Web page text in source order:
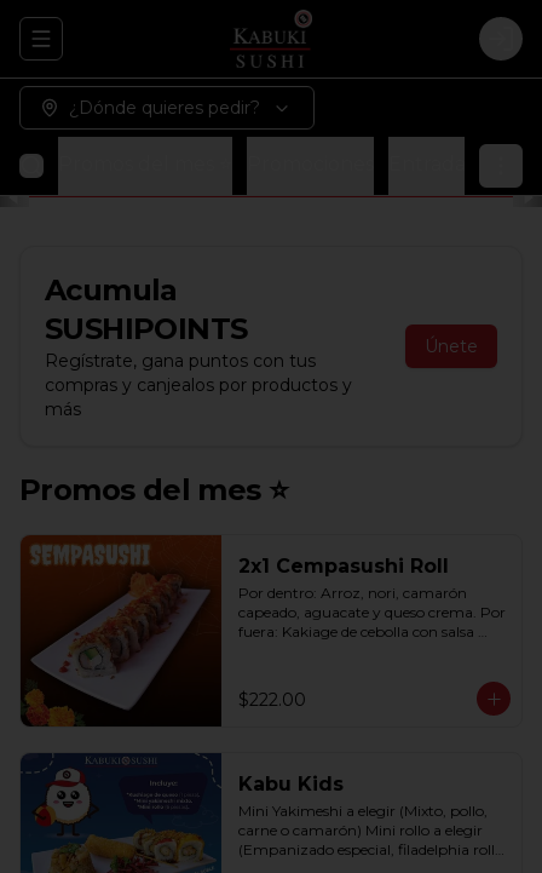
Abrir menu de navegación
¿Dónde quieres pedir?
Acumula
SUSHIPOINTS
Regístrate, gana puntos con tus
compras y canjealos por productos y
más
Únete
Promos del mes ⭐
2x1 Cempasushi Roll
Por dentro: Arroz, nori, camarón
capeado, aguacate y queso crema. Por
fuera: Kakiage de cebolla con salsa
$222.00
Kabu Kids
Mini Yakimeshi a elegir (Mixto, pollo,
carne o camarón) Mini rollo a elegir
(Empanizado especial, filadelphia roll,